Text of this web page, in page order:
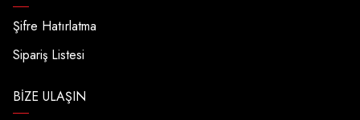
Şifre Hatırlatma
Sipariş Listesi
BIZE ULAŞIN